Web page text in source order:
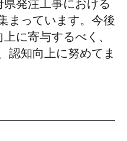
まっています。今後
に寄与するべく、
認知向上に努めてま